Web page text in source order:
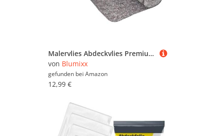
Malervlies Abdeckvlies Premium | 1 x 3 Meter | Malerfliesrolle | Malerabdeckvlies | 180g pro m² - Perfekt für professionelle Malerarbeiten
von Blumixx
gefunden bei Amazon
12,99 €